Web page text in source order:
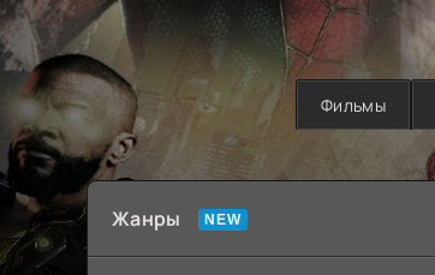
Фильмы
Жанры